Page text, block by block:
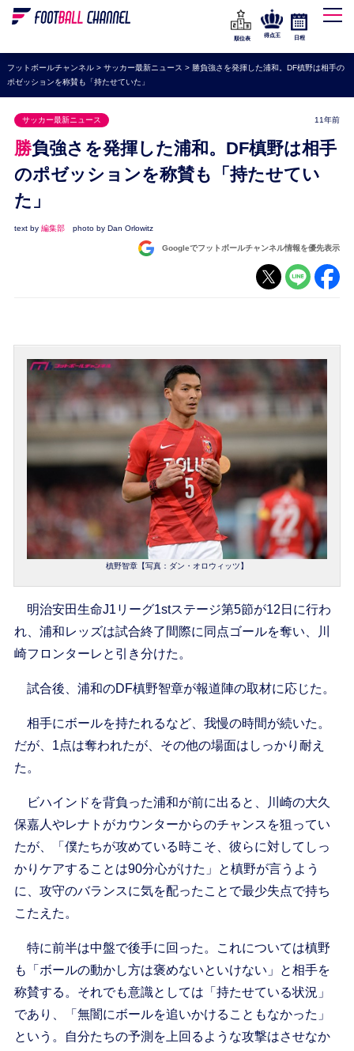
WEリーグ
海外サッカー
プレミアリーグ
ラ・リーガ
セリエA
ブンデスリーガ
ナショナルチーム
順位表
得点王 日程
フットボールチャンネル> サッカー最新ニュース > 勝負強さを発揮した浦和。DF槙野は相手の
ポゼッションを称賛も「持たせていた」
サッカー最新ニュース 11年前
勝負強さを発揮した浦和。DF槙野は相手
のポゼッションを称賛も「持たせてい
た」
text by 編集部 photo by Dan Orlowitz
Googleでフットボールチャンネル情報を優先表示
槙野智章【写真：ダン・オロウィッツ】
明治安田生命J1リーグ1stステージ第5節が12日に行わ
れ、浦和レッズは試合終了間際に同点ゴールを奪い、川
崎フロンターレと引き分けた。
試合後、浦和のDF槙野智章が報道陣の取材に応じた。
相手にボールを持たれるなど、我慢の時間が続いた。
だが、1点は奪われたが、その他の場面はしっかり耐え
た。
ビハインドを背負った浦和が前に出ると、川崎の大久
保嘉人やレナトがカウンターからのチャンスを狙ってい
たが、「僕たちが攻めている時こそ、彼らに対してしっ
かりケアすることは90分心がけた」と槙野が言うよう
に、攻守のバランスに気を配ったことで最少失点で持ち
こたえた。
特に前半は中盤で後手に回った。これについては槙野
も「ボールの動かし方は褒めないといけない」と相手を
称賛する。それでも意識としては「持たせている状況」
であり、「無闇にボールを追いかけることもなかった」
という。自分たちの予測を上回るような攻撃はさせなか